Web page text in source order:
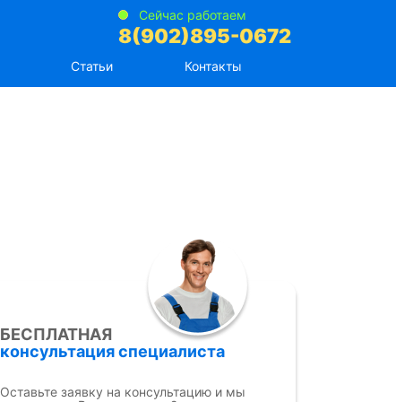
Сейчас работаем
8(902)895-0672
Статьи Контакты
БЕСПЛАТНАЯ
консультация специалиста
Оставьте заявку на консультацию и мы